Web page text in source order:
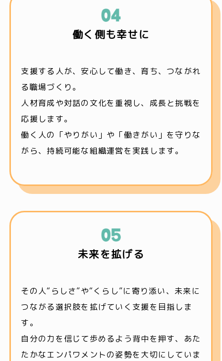
働く側も幸せに
支援する人が、安心して働き、育ち、つながれ
る職場づくり。
人材育成や対話の文化を重視し、成長と挑戦を
応援します。
働く人の「やりがい」や「働きがい」を守りな
がら、持続可能な組織運営を実践します。
未来を拡げる
その人“らしさ”や“くらし”に寄り添い、未来に
つながる選択肢を拡げていく支援を目指しま
す。
自分の力を信じて歩めるよう背中を押す、あた
たかなエンパワメントの姿勢を大切にしていま